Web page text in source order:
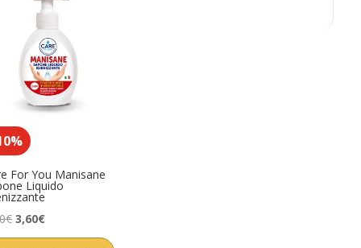
For You Manisane
Liquido
€Il
prezzo
3,60€Il
prezzo